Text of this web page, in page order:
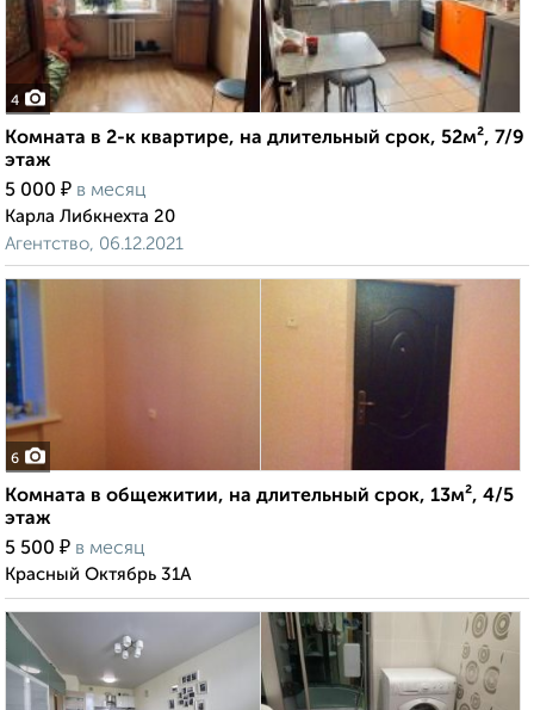
4
Комната в 2-к квартире, на длительный срок, 52м², 7/9
этаж
5 000 ₽ в месяц
Карла Либкнехта 20
Агентство, 06.12.2021
6
Комната в общежитии, на длительный срок, 13м², 4/5
этаж
5 500 ₽ в месяц
Красный Октябрь 31А